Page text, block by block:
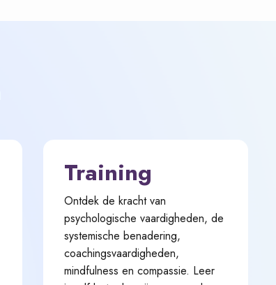
Training
Ontdek de kracht van
psychologische vaardigheden, de
systemische benadering,
coachingsvaardigheden,
mindfulness en compassie. Leer